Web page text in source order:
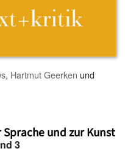
, Hartmut Geerken und
und zur Kunst
3